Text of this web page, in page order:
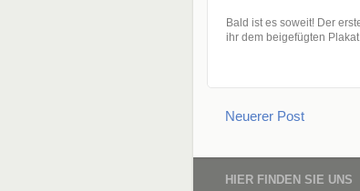
Bald ist es soweit! Der
ihr dem beigefügten Plakat
Neuerer Post
HIER FINDEN SIE UNS